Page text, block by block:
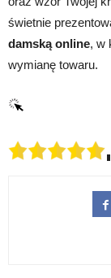
świetnie
damską online, w
wymianę towaru.